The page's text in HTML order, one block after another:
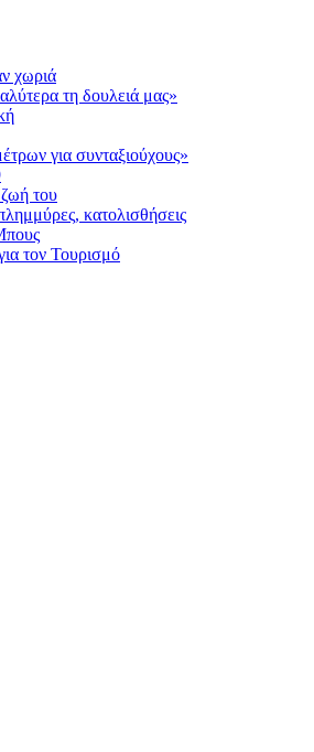
χωριά
τη δουλειά μας»
για συνταξιούχους»
του
κατολισθήσεις
τον Τουρισμό